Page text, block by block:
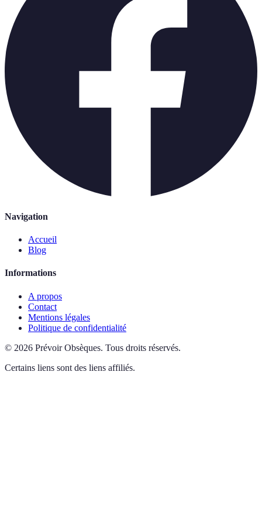
Navigation
Accueil
Blog
Informations
A propos
Contact
Mentions légales
Politique de confidentialité
© 2026 Prévoir Obsèques. Tous droits réservés.
Certains liens sont des liens affiliés.